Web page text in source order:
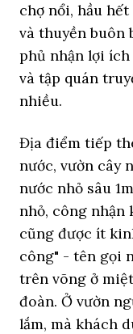
chợ nổi, hầu
và thuyền buôn
phủ nhận lợi
và tập quán
nhiều.
Địa điểm tiếp
nước, vườn cây
nước nhỏ sâu
nhỏ, công nhận
cũng được ít
công" - tên gọi
trên võng ở
đoàn. Ở vườn
lắm, mà khách